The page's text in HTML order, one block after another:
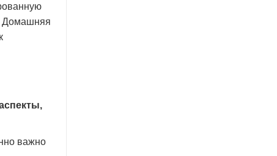
Домашняя
важно